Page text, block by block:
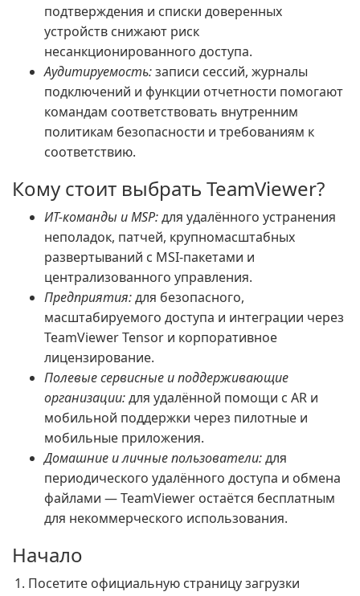
подтверждения и списки доверенных
устройств снижают риск
несанкционированного доступа.
Аудитируемость:записи сессий, журналы
подключений и функции отчетности помогают
командам соответствовать внутренним
политикам безопасности и требованиям к
соответствию.
Кому стоит выбрать TeamViewer?
ИТ-команды и MSP:для удалённого устранения
неполадок, патчей, крупномасштабных
развертываний с MSI-пакетами и
централизованного управления.
Предприятия:для безопасного,
масштабируемого доступа и интеграции через
TeamViewer Tensor и корпоративное
лицензирование.
Полевые сервисные и поддерживающие
организации:для удалённой помощи с AR и
мобильной поддержки через пилотные и
мобильные приложения.
Домашние и личные пользователи:для
периодического удалённого доступа и обмена
файлами — TeamViewer остаётся бесплатным
для некоммерческого использования.
Начало
Посетите официальную страницу загрузки